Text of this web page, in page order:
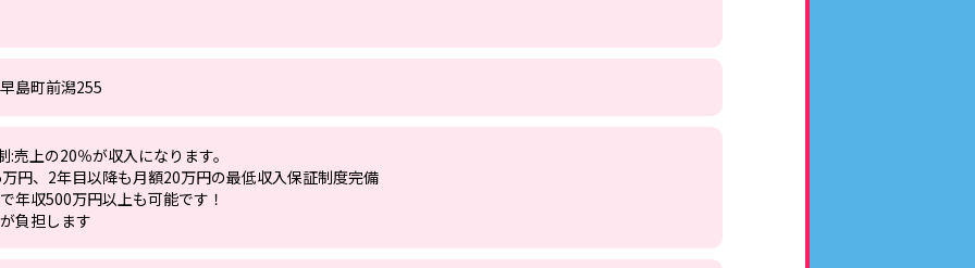
島町前潟255
:売上の20％が収入になります。
円、2年目以降も月額20万円の最低収入保証制度完備
年収500万円以上も可能です！
負担します